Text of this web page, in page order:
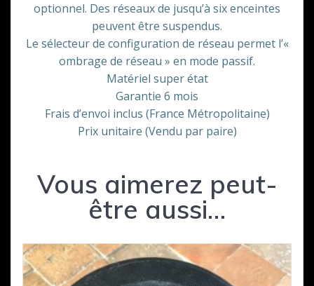
optionnel. Des réseaux de jusqu’à six enceintes
peuvent être suspendus.
Le sélecteur de configuration de réseau permet l’«
ombrage de réseau » en mode passif.
Matériel super état
Garantie 6 mois
Frais d’envoi inclus (France Métropolitaine)
Prix unitaire (Vendu par paire)
Vous aimerez peut-
être aussi…